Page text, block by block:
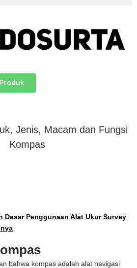
Jenis, Macam dan Fungsi
Kompas
Dasar Penggunaan Alat Ukur Survey
bahwa kompas adalah alat navigasi